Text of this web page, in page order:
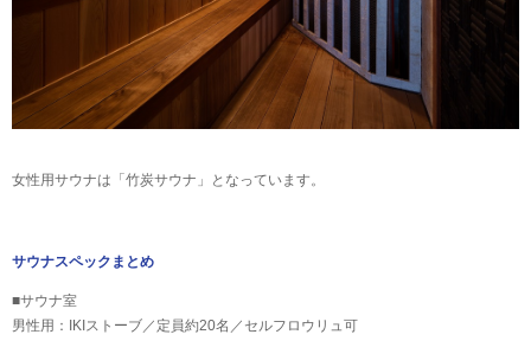
女性用サウナは「竹炭サウナ」となっています。
サウナスペックまとめ
■サウナ室
男性用：IKIストーブ／定員約20名／セルフロウリュ可